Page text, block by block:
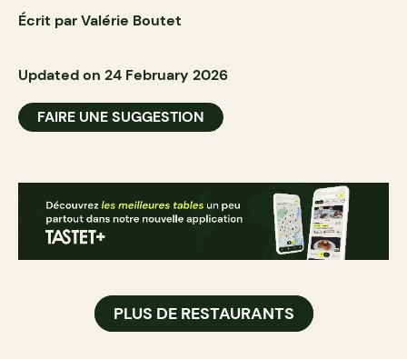
Écrit par Valérie Boutet
Updated on 24 February 2026
FAIRE UNE SUGGESTION
PLUS DE RESTAURANTS